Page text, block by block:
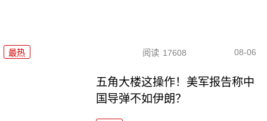
最热 阅读 17608 08-06
五角大楼这操作！美军报告称中
国导弹不如伊朗？